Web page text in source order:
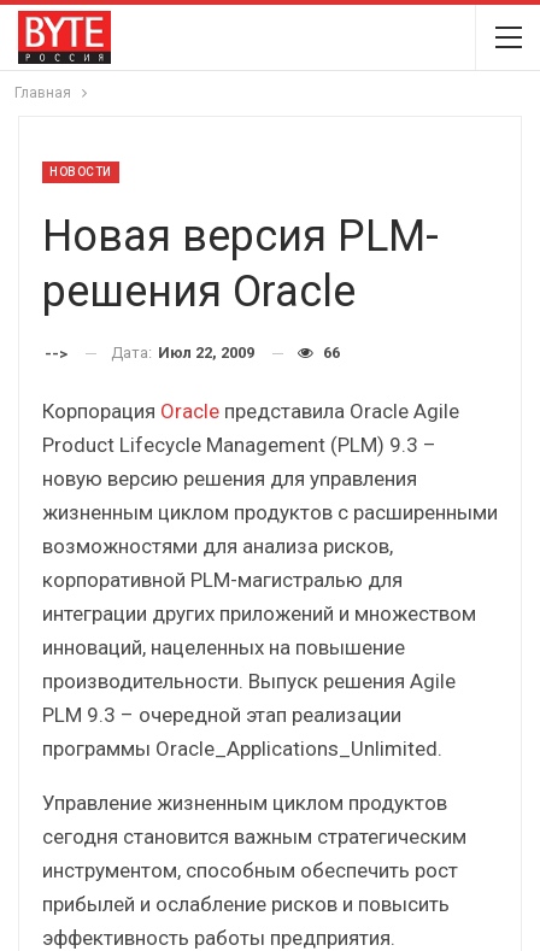
Главная
НОВОСТИ
Новая версия PLM-
решения Oracle
--> Дата: Июл 22, 2009 66
Корпорация Oracle представила Oracle Agile
Product Lifecycle Management (PLM) 9.3 –
новую версию решения для управления
жизненным циклом продуктов с расширенными
возможностями для анализа рисков,
корпоративной PLM-магистралью для
интеграции других приложений и множеством
инноваций, нацеленных на повышение
производительности. Выпуск решения Agile
PLM 9.3 – очередной этап реализации
программы Oracle_Applications_Unlimited.
Управление жизненным циклом продуктов
сегодня становится важным стратегическим
инструментом, способным обеспечить рост
прибылей и ослабление рисков и повысить
эффективность работы предприятия.